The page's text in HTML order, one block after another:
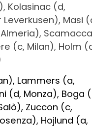
Kolasinac (d,
Masi
Scamacca
(c, Milan), Holm
Lammers (a,
(d, Monza), Boga
Zuccon (c,
Hojlund (a,